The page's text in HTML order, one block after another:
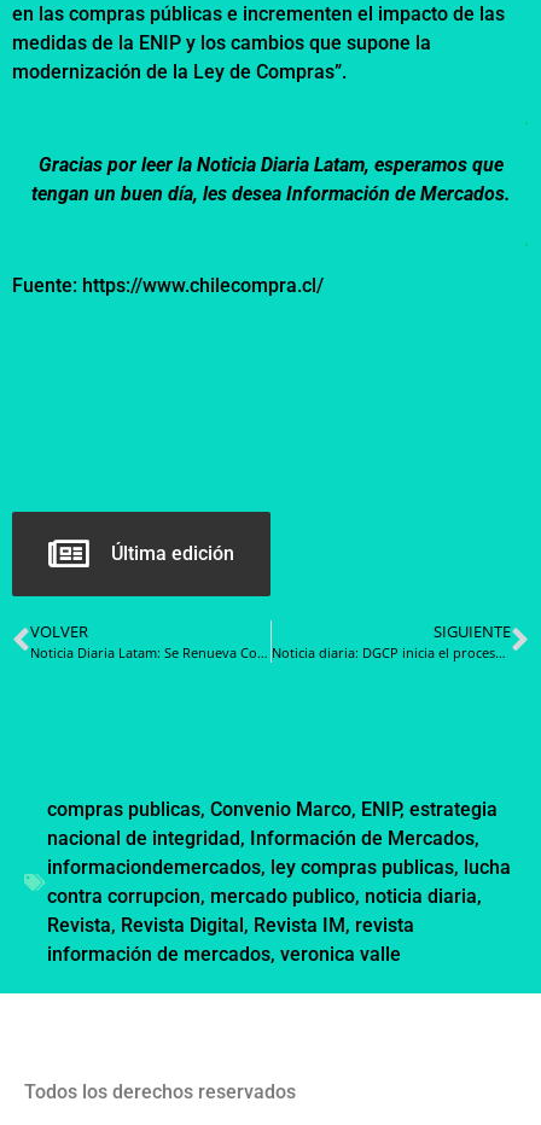
en las compras públicas e incrementen el impacto de las
medidas de la ENIP y los cambios que supone la
modernización de la Ley de Compras”.
.
Gracias por leer la Noticia Diaria Latam, esperamos que
tengan un buen día, les desea Información de Mercados.
.
Fuente: https://www.chilecompra.cl/
Última edición
VOLVER
Noticia Diaria Latam: Se Renueva Cooperación Técnica entre Colombia y República Dominicana para Democratizar las Compras Públicas
SIGUIENTE
Noticia diaria: DGCP inicia el proceso de autoevaluación MAPS al sistema de contrataciones públicas
compras publicas, Convenio Marco, ENIP, estrategia
nacional de integridad, Información de Mercados,
informaciondemercados, ley compras publicas, lucha
contra corrupcion, mercado publico, noticia diaria,
Revista, Revista Digital, Revista IM, revista
información de mercados, veronica valle
Todos los derechos reservados